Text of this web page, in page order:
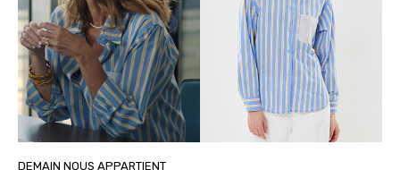
DEMAIN NOUS APPARTIENT